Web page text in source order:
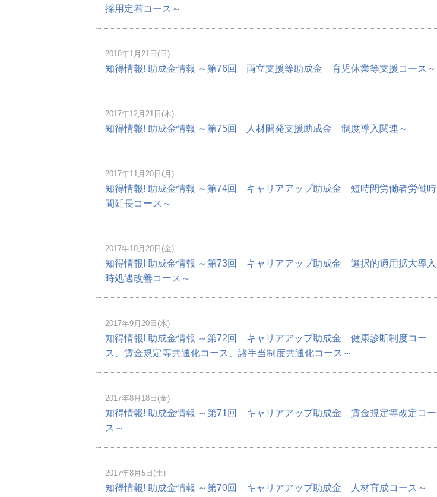
採用定着コース～
2018年1月21日(日)
知得情報! 助成金情報 ～第76回 両立支援等助成金 育児休業等支援コース～
2017年12月21日(木)
知得情報! 助成金情報 ～第75回 人材開発支援助成金 制度導入関連～
2017年11月20日(月)
知得情報! 助成金情報 ～第74回 キャリアアップ助成金 短時間労働者労働時
間延長コース～
2017年10月20日(金)
知得情報! 助成金情報 ～第73回 キャリアアップ助成金 選択的適用拡大導入
時処遇改善コース～
2017年9月20日(水)
知得情報! 助成金情報 ～第72回 キャリアアップ助成金 健康診断制度コー
ス、賃金規定等共通化コース、諸手当制度共通化コース～
2017年8月18日(金)
知得情報! 助成金情報 ～第71回 キャリアアップ助成金 賃金規定等改定コー
ス～
2017年8月5日(土)
知得情報! 助成金情報 ～第70回 キャリアアップ助成金 人材育成コース～